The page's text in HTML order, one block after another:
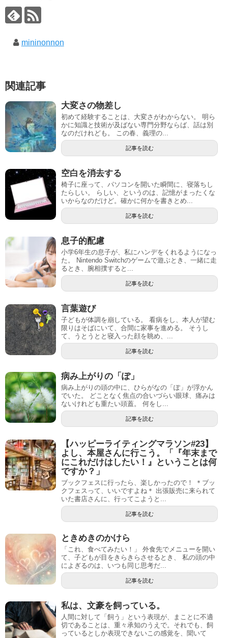
mininonnon
関連記事
大変さの物差し
初めて経験することは、大変さがわからない。 明ら
かに知識と技術が及ばない専門分野ならば、話は別
なのだけれども。 この春、義理の...
記事を読む
空白を消去する
椅子に座って、パソコンを開いた瞬間に、寝落ちし
たらしい。 らしい、というのは、記憶がまったくな
いからなのだけど。確かに何かを書きとめ...
記事を読む
息子的配慮
小学6年生の息子が、私にハンデをくれるようになっ
た。 Nintendo Switchのゲームで遊ぶとき、一緒に走
るとき、腕相撲すると...
記事を読む
言葉遊び
子どもが体調を崩している。 看病をし、本人が望む
限りはそばにいて、合間に家事を進める。 そうし
て、うとうとと寝入った顔を眺め、...
記事を読む
病み上がりの「ぽ」
病み上がりの頭の中に、ひらがなの「ぽ」が浮かん
でいた。 どことなく焦点の合いづらい眼球、痛みは
ないけれども重たい頭蓋。 何をし...
記事を読む
【ハッピーライティングマラソン#23】
よし、本屋さんに行こう。「『年末まで
にこれだけはしたい！』ということは何
ですか？」
ブックフェスに行ったら、楽しかったので！ ＊ブッ
クフェスって、いいですよね＊ 出張販売に来られて
いた書店さんに、行ってこようと...
記事を読む
ときめきのかけら
「これ、食べてみたい！」 外食先でメニューを開い
て、子どもが目をきらきらさせるとき、 私の頭の中
によぎるのは、いつも同じ思考だ...
記事を読む
私は、文豪を飼っている。
人間に対して「飼う」という表現が、まことに不適
切であることは、重々承知のうえで。それでも、飼
っているとしか表現できないこの感覚を、聞いて